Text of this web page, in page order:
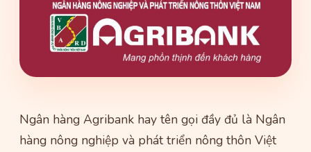
Ngân hàng Agribank hay tên gọi đầy đủ là Ngân
hàng nông nghiệp và phát triển nông thôn Việt